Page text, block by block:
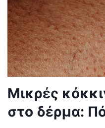
Μικρές
στο δέρμα: